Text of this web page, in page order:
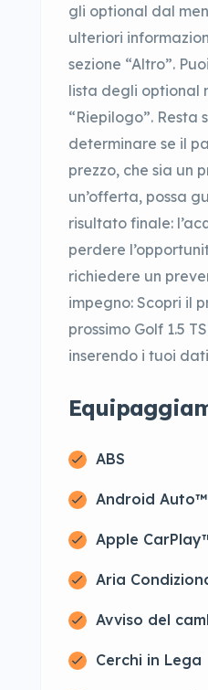
gli optional dal
ulteriori
sezione “Altro”.
lista degli optional
“Riepilogo”. Resta
determinare se il
prezzo, che sia un
un’offerta, possa
risultato finale:
perdere
richiedere un
impegno: Scopri il
prossimo Golf 1.5
inserendo i tuoi
ABS
Android Auto™
Apple
Aria
Avviso del
Cerchi in Lega